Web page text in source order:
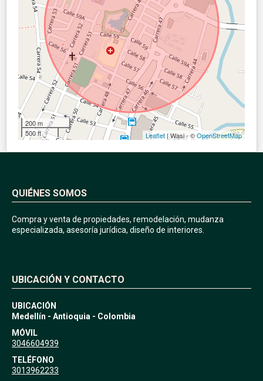
200 m
500 ft
Leaflet | Wasi - ©OpenStreetMap
QUIÉNES SOMOS
Compra y venta de propiedades, remodelación, mudanza
especializada, asesoría jurídica, diseño de interiores.
UBICACIÓN Y CONTACTO
UBICACIÓN
Medellín - Antioquia - Colombia
MÓVIL
3046604939
TELÉFONO
3013962233